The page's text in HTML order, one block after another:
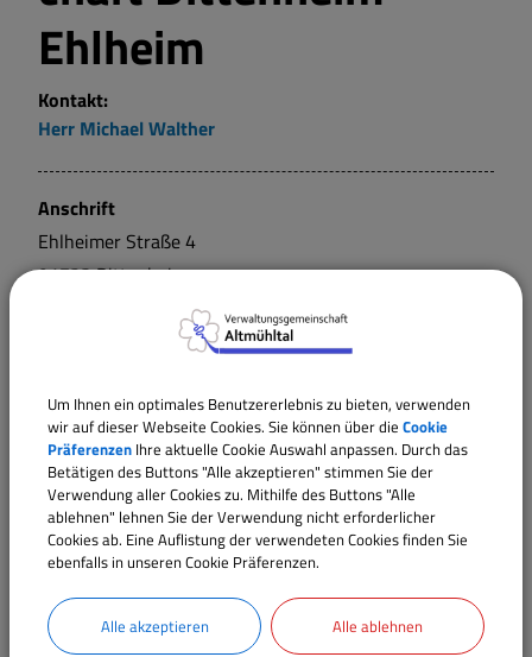
Ehlheim
Kontakt:
Herr MichaelWalther
Anschrift
Ehlheimer Straße4
91723Dittenheim
Um Ihnen ein optimales Benutzererlebnis zu bieten, verwenden
wir auf dieser Webseite Cookies. Sie können über die Cookie
Präferenzen Ihre aktuelle Cookie Auswahl anpassen. Durch das
Betätigen des Buttons "Alle akzeptieren" stimmen Sie der
Verwendung aller Cookies zu. Mithilfe des Buttons "Alle
ablehnen" lehnen Sie der Verwendung nicht erforderlicher
Cookies ab. Eine Auflistung der verwendeten Cookies finden Sie
ebenfalls in unseren Cookie Präferenzen.
Alle akzeptieren Alle ablehnen